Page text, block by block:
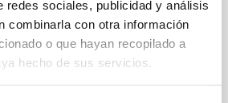
redes sociales, publicidad y análisis
combinarla con otra información
o que hayan recopilado a
hecho de sus servicios.
Joint Scientific